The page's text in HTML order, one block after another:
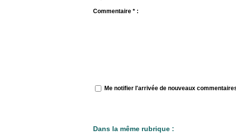
Commentaire * :
Me notifier l'arrivée de nouveaux
Dans la même rubrique :